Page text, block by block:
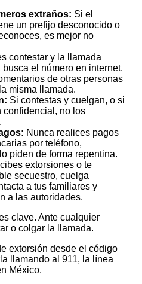
extraños: Si el
un prefijo desconocido o
es mejor no
contestar y la llamada
el número en internet.
de otras personas
misma llamada.
Si contestas y cuelgan, o si
confidencial, no los
Nunca realices pagos
por teléfono,
piden de forma repentina.
extorsiones o te
secuestro, cuelga
a tus familiares y
a las autoridades.
clave. Ante cualquier
o colgar la llamada.
extorsión desde el código
llamando al 911, la línea
México.